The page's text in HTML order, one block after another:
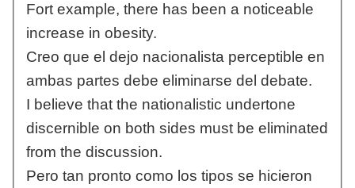
Fort example, there has been a noticeable
increase in obesity.
Creo que el dejo nacionalista perceptible en
ambas partes debe eliminarse del debate.
I believe that the nationalistic undertone
discernible on both sides must be eliminated
from the discussion.
Pero tan pronto como los tipos se hicieron